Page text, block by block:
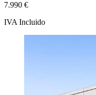
7.990 €
IVA Incluido